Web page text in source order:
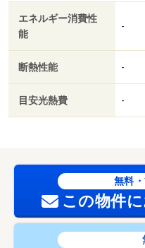
エネルギー消費性
能
-
断熱性能 -
目安光熱費 -
無料
この物件